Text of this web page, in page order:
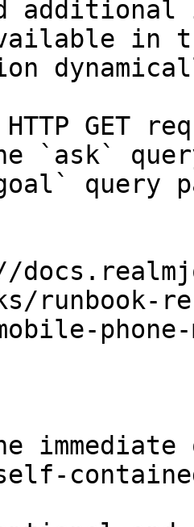
in
GET
`ask`
query
phone-